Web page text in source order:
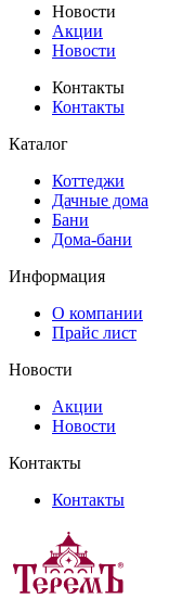
Новости
Акции
Новости
Контакты
Контакты
Каталог
Коттеджи
Дачные дома
Бани
Дома-бани
Информация
О компании
Прайс лист
Новости
Акции
Новости
Контакты
Контакты